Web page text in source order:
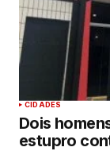
CIDADES
Dois
estupro